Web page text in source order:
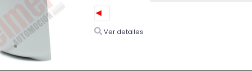
Ver detalles